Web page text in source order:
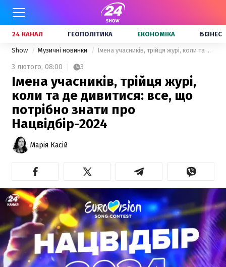
24 КАНАЛ ГЕОПОЛІТИКА ЕКОНОМІКА БІЗНЕС
Show Музичні новинки Імена учасників, трійця журі, коли та де дивитися: все, що потрібно знати про Нацвідбір-2024
3 лютого, 08:00 3
Імена учасників, трійця журі,
коли та де дивитися: все, що
потрібно знати про
Нацвідбір-2024
Марія Касій